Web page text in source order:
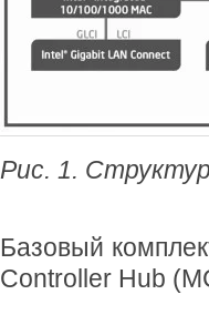
Рис. 1.
Базовый
Controller Hub